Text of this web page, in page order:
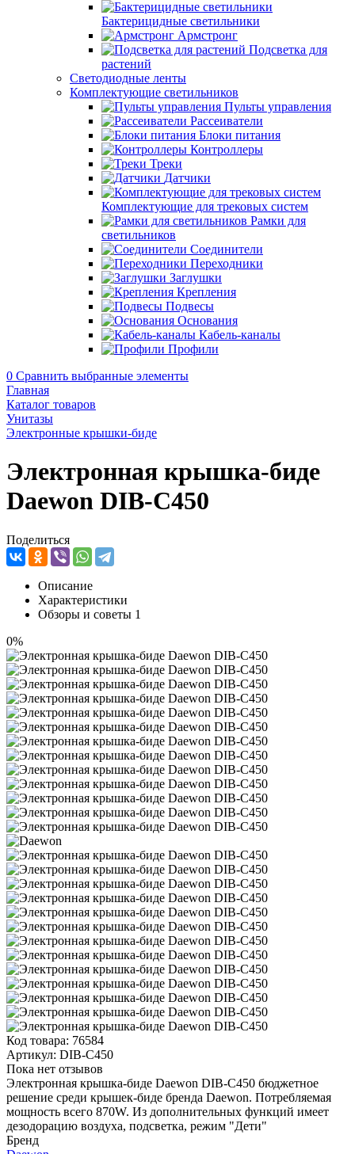
Бактерицидные светильники
Армстронг
Подсветка для
растений
Светодиодные ленты
Комплектующие светильников
Пульты управления
Рассеиватели
Блоки питания
Контроллеры
Треки
Датчики
Комплектующие для трековых систем
Рамки для
светильников
Соединители
Переходники
Заглушки
Крепления
Подвесы
Основания
Кабель-каналы
Профили
0 Сравнить выбранные элементы
Главная
Каталог товаров
Унитазы
Электронные крышки-биде
Электронная крышка-биде
Daewon DIB-C450
Поделиться
Описание
Характеристики
Обзоры и советы 1
0%
Код товара: 76584
Артикул: DIB-C450
Пока нет отзывов
Электронная крышка-биде Daewon DIB-C450 бюджетное
решение среди крышек-биде бренда Daewon. Потребляемая
мощность всего 870W. Из дополнительных функций имеет
дезодорацию воздуха, подсветка, режим "Дети"
Бренд